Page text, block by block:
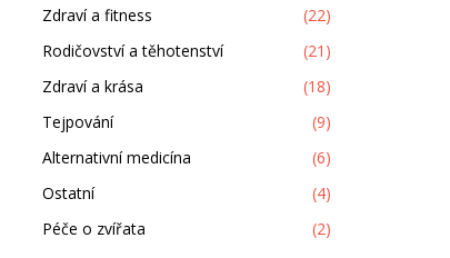
Zdraví a fitness
(22)
Rodičovství a těhotenství
(21)
Zdraví a krása
(18)
Tejpování
(9)
Alternativní medicína
(6)
Ostatní
(4)
Péče o zvířata
(2)